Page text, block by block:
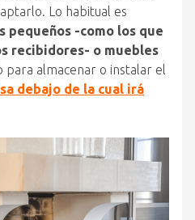
Lo habitual es
pequeños -como los que
recibidores- o muebles
para almacenar o instalar el
debajo de la cual irá